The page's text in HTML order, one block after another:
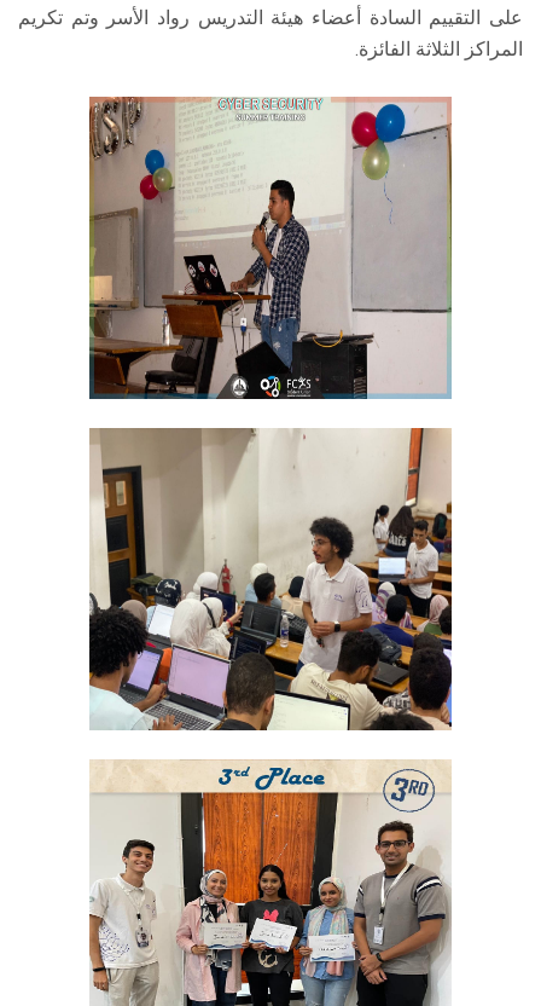
على التقييم السادة أعضاء هيئة التدريس رواد الأسر وتم تكريم
المراكز الثلاثة الفائزة.